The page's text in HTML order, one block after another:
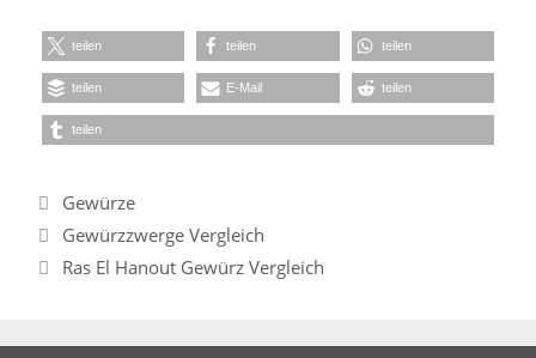
teilen teilen teilen
teilen E-Mail teilen
teilen
Kategorien
Gewürze
Gewürzzwerge Vergleich
Ras El Hanout Gewürz Vergleich